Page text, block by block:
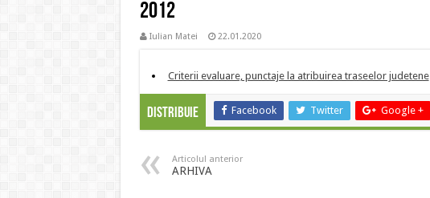
2012
Iulian Matei 22.01.2020
Criterii evaluare, punctaje la atribuirea traseelor judetene
Distribuie Facebook Twitter Google +
Articolul anterior
ARHIVA